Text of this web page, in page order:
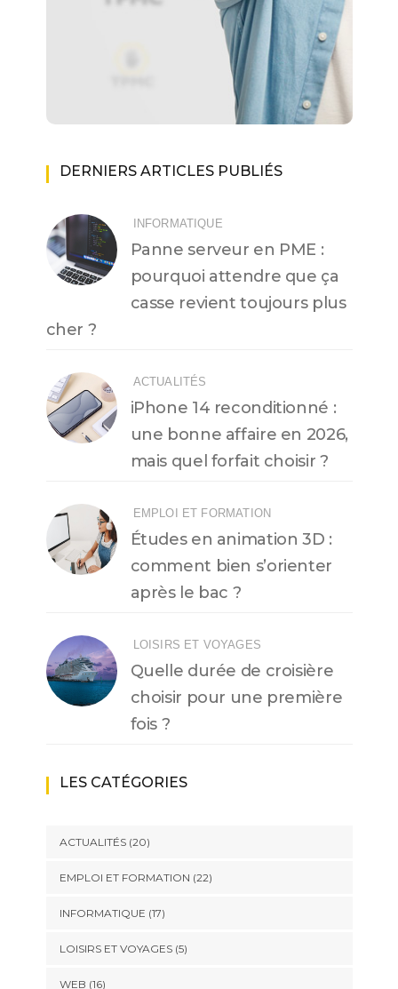
DERNIERS ARTICLES PUBLIÉS
INFORMATIQUE
Panne serveur en PME :
pourquoi attendre que ça
casse revient toujours plus
cher ?
ACTUALITÉS
iPhone 14 reconditionné :
une bonne affaire en 2026,
mais quel forfait choisir ?
EMPLOI ET FORMATION
Études en animation 3D :
comment bien s’orienter
après le bac ?
LOISIRS ET VOYAGES
Quelle durée de croisière
choisir pour une première
fois ?
LES CATÉGORIES
ACTUALITÉS(20)
EMPLOI ET FORMATION (22)
INFORMATIQUE (17)
LOISIRS ET VOYAGES(5)
WEB (16)